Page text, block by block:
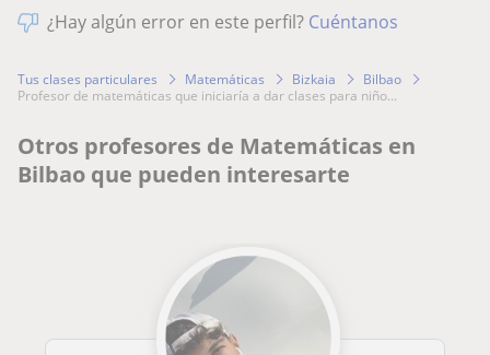
¿Hay algún error en este perfil? Cuéntanos
Tus clases particulares Matemáticas Bizkaia
Bilbao
profesor de matemáticas que iniciaría a dar clases para niño...
Otros profesores de Matemáticas en
Bilbao que pueden interesarte